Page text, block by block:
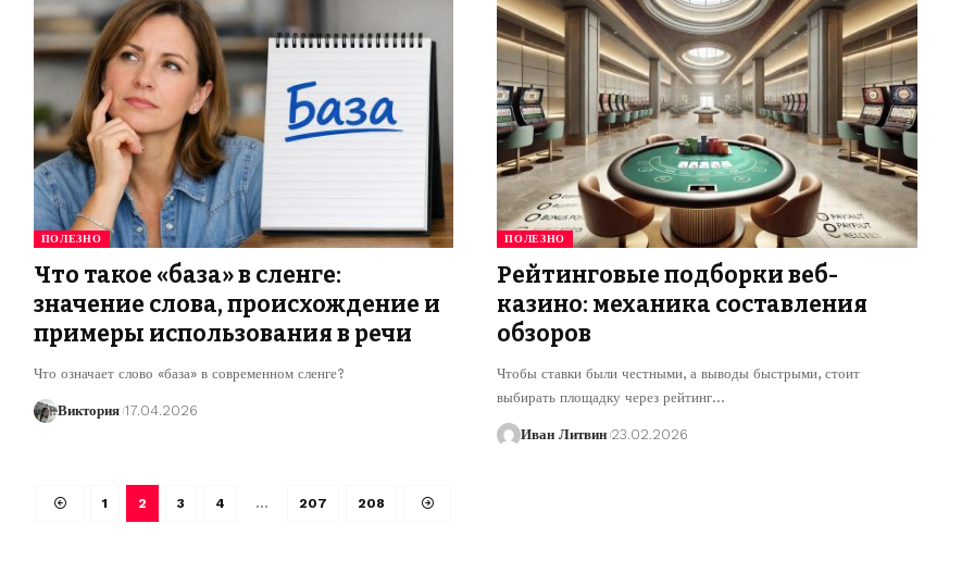
ПОЛЕЗНО
Что такое «база» в сленге:
значение слова, происхождение и
примеры использования в речи
Что означает слово «база» в современном сленге?
Виктория 17.04.2026
ПОЛЕЗНО
Рейтинговые подборки веб-
казино: механика составления
обзоров
Чтобы ставки были честными, а выводы быстрыми, стоит
выбирать площадку через рейтинг…
Иван Литвин 23.02.2026
1 2 3 4 … 207 208